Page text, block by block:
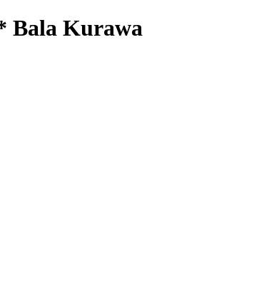
Bala Kurawa